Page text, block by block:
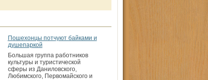
Пошехонцы потчуют байками и
душепаркой
Большая группа работников
культуры и туристической
сферы из Даниловского,
Любимского, Первомайского и